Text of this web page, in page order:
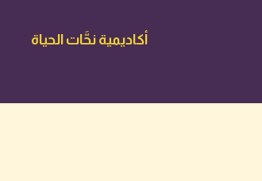
أكاديمية نحَّات الحياة